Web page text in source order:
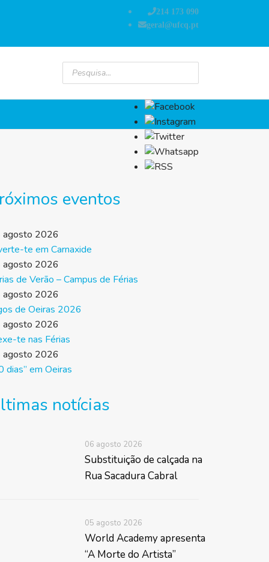
214 173 090
geral@ufcq.pt
eventos
agosto 2026
te em Carnaxide
agosto 2026
de Verão – Campus de Férias
agosto 2026
de Oeiras 2026
agosto 2026
te nas Férias
agosto 2026
dias” em Oeiras
notícias
06 agosto 2026
Substituição de calçada na
Rua Sacadura Cabral
05 agosto 2026
World Academy apresenta
“A Morte do Artista”